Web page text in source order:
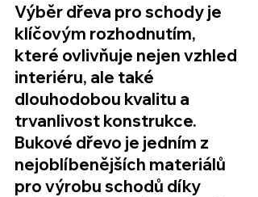
Výběr dřeva pro schody je
klíčovým rozhodnutím,
které ovlivňuje nejen vzhled
interiéru, ale také
dlouhodobou kvalitu a
trvanlivost konstrukce.
Bukové dřevo je jedním z
nejoblíbenějších materiálů
pro výrobu schodů díky